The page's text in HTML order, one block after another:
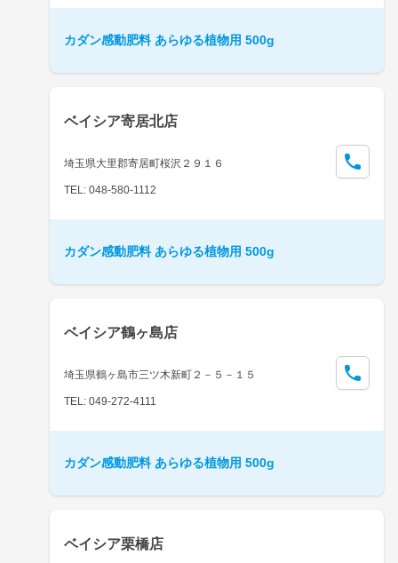
カダン感動肥料 あらゆる植物用 500g
ベイシア寄居北店
埼玉県大里郡寄居町桜沢２９１６
TEL: 048-580-1112
カダン感動肥料 あらゆる植物用 500g
ベイシア鶴ヶ島店
埼玉県鶴ヶ島市三ツ木新町２－５－１５
TEL: 049-272-4111
カダン感動肥料 あらゆる植物用 500g
ベイシア栗橋店